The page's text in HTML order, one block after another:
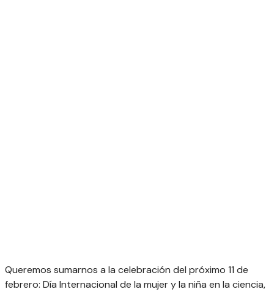
Queremos sumarnos a la celebración del próximo 11 de
febrero: Día Internacional de la mujer y la niña en la ciencia,